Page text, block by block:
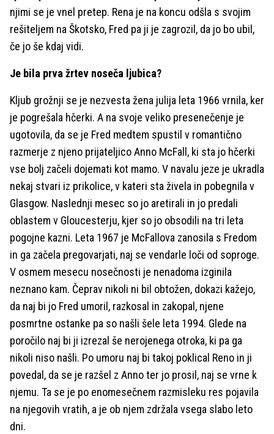
njimi se je vnel pretep. Rena je na koncu odšla s svojim
rešiteljem na Škotsko, Fred pa ji je zagrozil, da jo bo ubil,
če jo še kdaj vidi.
Je bila prva žrtev noseča ljubica?
Kljub grožnji se je nezvesta žena julija leta 1966 vrnila, ker
je pogrešala hčerki. A na svoje veliko presenečenje je
ugotovila, da se je Fred medtem spustil v romantično
razmerje z njeno prijateljico Anno McFall, ki sta jo hčerki
vse bolj začeli dojemati kot mamo. V navalu jeze je ukradla
nekaj stvari iz prikolice, v kateri sta živela in pobegnila v
Glasgow. Naslednji mesec so jo aretirali in jo predali
oblastem v Gloucesterju, kjer so jo obsodili na tri leta
pogojne kazni. Leta 1967 je McFallova zanosila s Fredom
in ga začela pregovarjati, naj se vendarle loči od soproge.
V osmem mesecu nosečnosti je nenadoma izginila
neznano kam. Čeprav nikoli ni bil obtožen, dokazi kažejo,
da naj bi jo Fred umoril, razkosal in zakopal, njene
posmrtne ostanke pa so našli šele leta 1994. Glede na
poročilo naj bi ji izrezal še nerojenega otroka, ki pa ga
nikoli niso našli. Po umoru naj bi takoj poklical Reno in ji
povedal, da se je razšel z Anno ter jo prosil, naj se vrne k
njemu. Ta se je po enomesečnem razmisleku res pojavila
na njegovih vratih, a je ob njem zdržala vsega slabo leto
dni.